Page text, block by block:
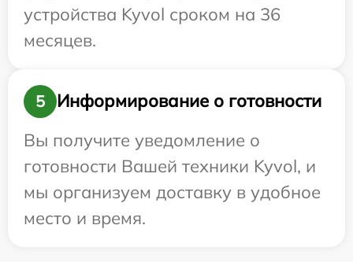
устройства Kyvol сроком на 36
месяцев.
5
Информирование о готовности
Вы получите уведомление о
готовности Вашей техники Kyvol, и
мы организуем доставку в удобное
место и время.